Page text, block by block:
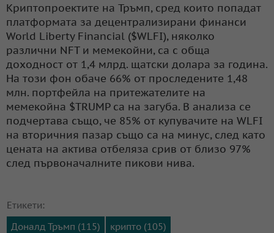
Криптопроектите на Тръмп, сред които попадат
платформата за децентрализирани финанси
World Liberty Financial ($WLFI), няколко
различни NFT и мемекойни, са с обща
доходност от 1,4 млрд. щатски долара за година.
На този фон обаче 66% от проследените 1,48
млн. портфейла на притежателите на
мемекойна $TRUMP са на загуба. В анализа се
подчертава също, че 85% от купувачите на WLFI
на вторичния пазар също са на минус, след като
цената на актива отбеляза срив от близо 97%
след първоначалните пикови нива.
Етикети:
Доналд Тръмп (115)
крипто (105)